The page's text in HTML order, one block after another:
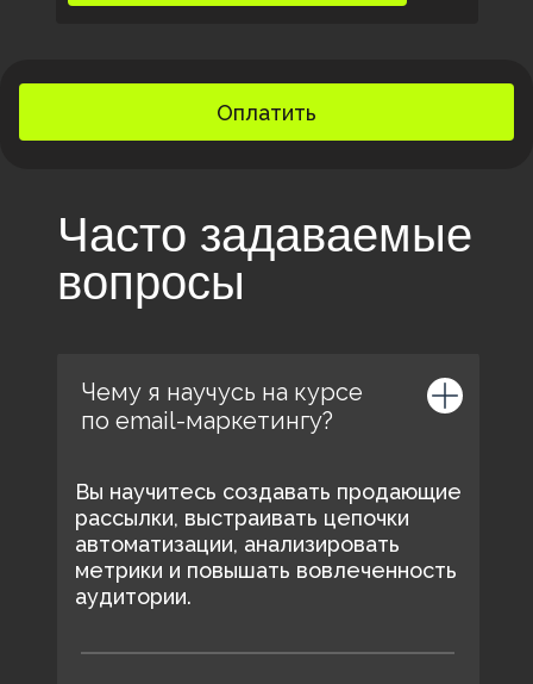
Оплатить
Часто задаваемые
вопросы
Чему я научусь на курсе
по email-маркетингу?
Вы научитесь создавать продающие
рассылки, выстраивать цепочки
автоматизации, анализировать
метрики и повышать вовлеченность
аудитории.